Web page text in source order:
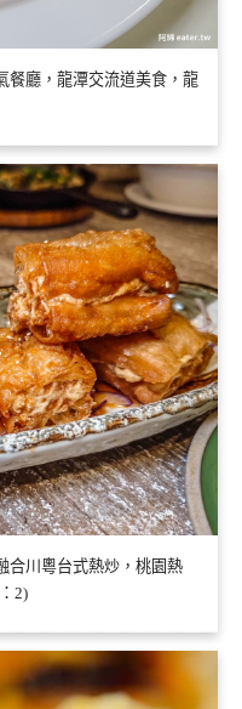
餐廳，龍潭交流道美食，龍
合川粵台式熱炒，桃園熱
2)